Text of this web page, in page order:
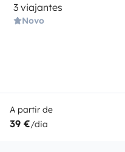
3 viajantes
Novo
A partir de
39 €/dia